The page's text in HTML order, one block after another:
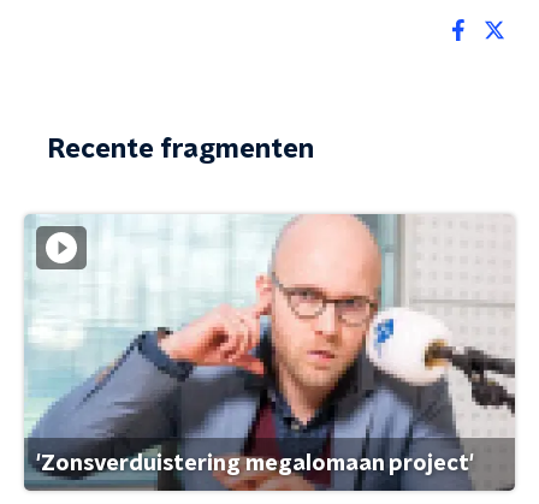
Recente fragmenten
'Zonsverduistering megalomaan project'